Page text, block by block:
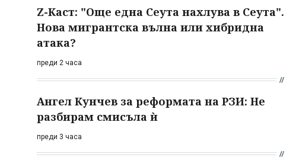
Z-Каст: "Още една Сеута нахлува в Сеута".
Нова мигрантска вълна или хибридна
атака?
преди 2 часа
Ангел Кунчев за реформата на РЗИ: Не
разбирам смисъла ѝ
преди 3 часа